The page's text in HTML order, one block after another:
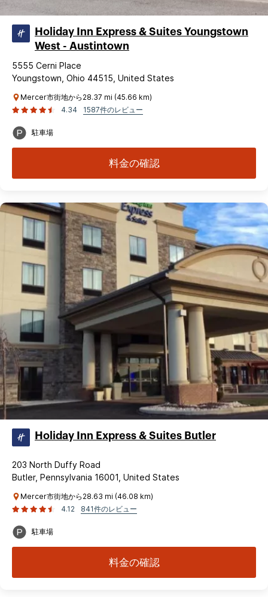
Holiday Inn Express & Suites Youngstown
West - Austintown
5555 Cerni Place
Youngstown, Ohio 44515, United States
Mercer市街地から28.37 mi (45.66 km)
4.34
1587件のレビュー
駐車場
料金の確認
Holiday Inn Express & Suites Butler
203 North Duffy Road
Butler, Pennsylvania 16001, United States
Mercer市街地から28.63 mi (46.08 km)
4.12
841件のレビュー
駐車場
料金の確認